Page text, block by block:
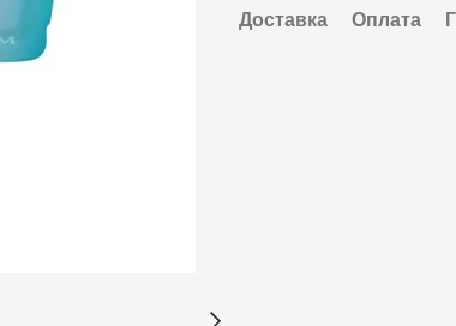
Доставка Оплата